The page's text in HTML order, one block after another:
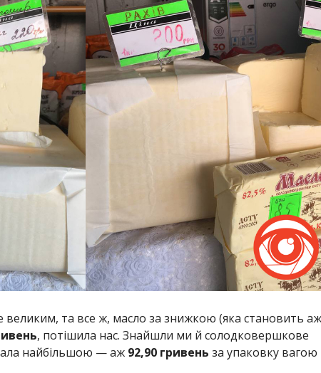
великим, та все ж, масло за знижкою (яка становить аж
, потішила нас. Знайшли ми й солодковершкове
найбільшою — аж 92,90 гривень за упаковку вагою